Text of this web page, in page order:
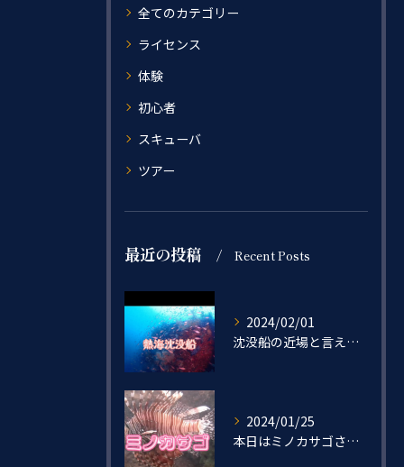
全てのカテゴリー
ライセンス
体験
初心者
スキューバ
ツアー
最近の投稿 Recent Posts
2024/02/01
沈没船の近場と言えば…
2024/01/25
本日はミノカサゴさんをご紹介🐟